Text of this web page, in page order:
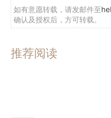
如有意愿转载，请发邮件至
确认及授权后，方可转载。
推荐阅读